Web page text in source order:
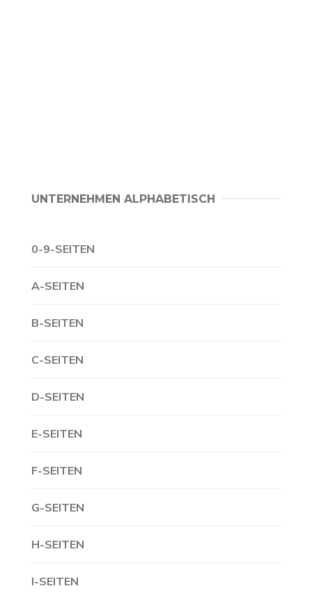
UNTERNEHMEN ALPHABETISCH
0-9-SEITEN
A-SEITEN
B-SEITEN
C-SEITEN
D-SEITEN
E-SEITEN
F-SEITEN
G-SEITEN
H-SEITEN
I-SEITEN